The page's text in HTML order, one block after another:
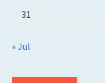
31
« Jul